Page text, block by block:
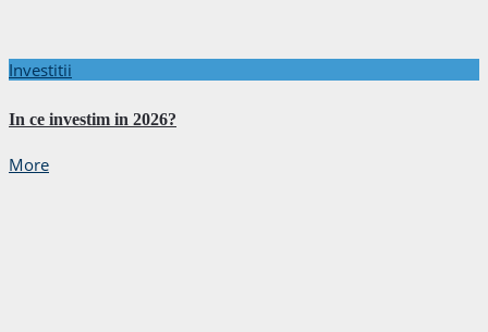
Investitii
In ce investim in 2026?
More